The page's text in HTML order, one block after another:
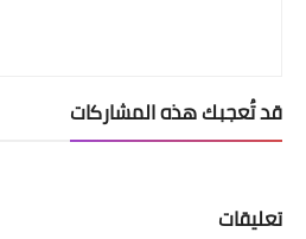
قد تُعجبك هذه المشاركات
تعليقات